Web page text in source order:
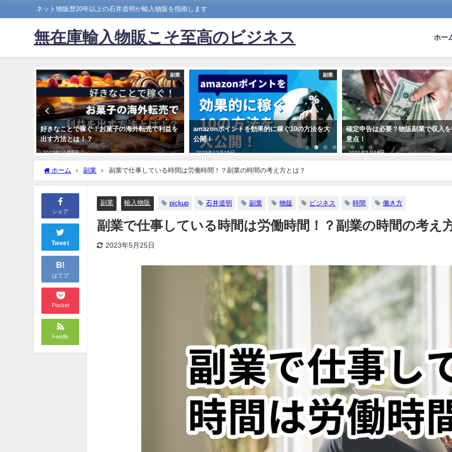
ネット物販歴20年以上の石井道明が輸入物販を指南します
無在庫輸入物販こそ至高のビジネス ホー
副業
好きなことで稼ぐ！お菓子の海外転売で利益を
出す方法とは！？
2023年10月5日
副業
amazonポイントを効果的に稼ぐ10の方法を大
公開！
2023年12月15日
確定申告は必要？物販副業で収入
意点！
2021年1月18日
ホーム 副業 副業で仕事している時間は労働時間！？副業の時間の考え方とは？
シェア
Tweet
B!
はてブ
Pocket
Feedly
副業 輸入物販 pickup 石井道明 副業 物販 ビジネス 時間 働き方
副業で仕事している時間は労働時間！？副業の時間の考え
2023年5月25日